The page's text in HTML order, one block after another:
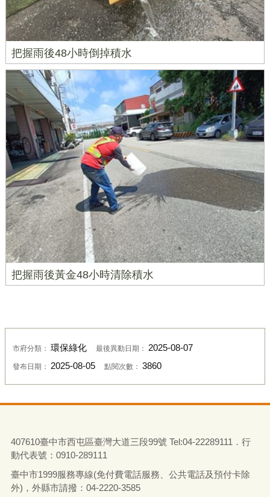
把握雨後48小時倒掉積水
把握雨後黃金48小時清除積水
市府分類： 環保綠化 最後異動日期： 2025-08-07
發布日期： 2025-08-05 點閱次數： 3860
407610臺中市西屯區臺灣大道三段99號 Tel:04-22289111．行
動代表號：0910-289111
臺中市1999服務專線(免付費電話服務、公共電話及預付卡除
外)，外縣市請撥：04-2220-3585